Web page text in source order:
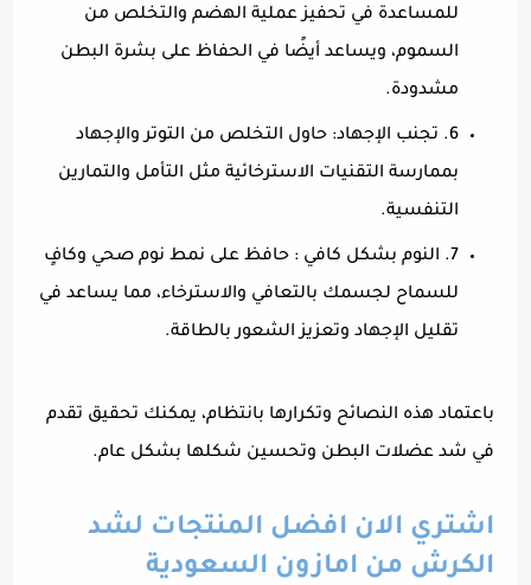
للمساعدة في تحفيز عملية الهضم والتخلص من
السموم، ويساعد أيضًا في الحفاظ على بشرة البطن
مشدودة.
6. تجنب الإجهاد: حاول التخلص من التوتر والإجهاد
بممارسة التقنيات الاسترخائية مثل التأمل والتمارين
التنفسية.
7. النوم بشكل كافي : حافظ على نمط نوم صحي وكافٍ
للسماح لجسمك بالتعافي والاسترخاء، مما يساعد في
تقليل الإجهاد وتعزيز الشعور بالطاقة.
باعتماد هذه النصائح وتكرارها بانتظام، يمكنك تحقيق تقدم
في شد عضلات البطن وتحسين شكلها بشكل عام.
اشتري الان افضل المنتجات لشد
الكرش من امازون السعودية